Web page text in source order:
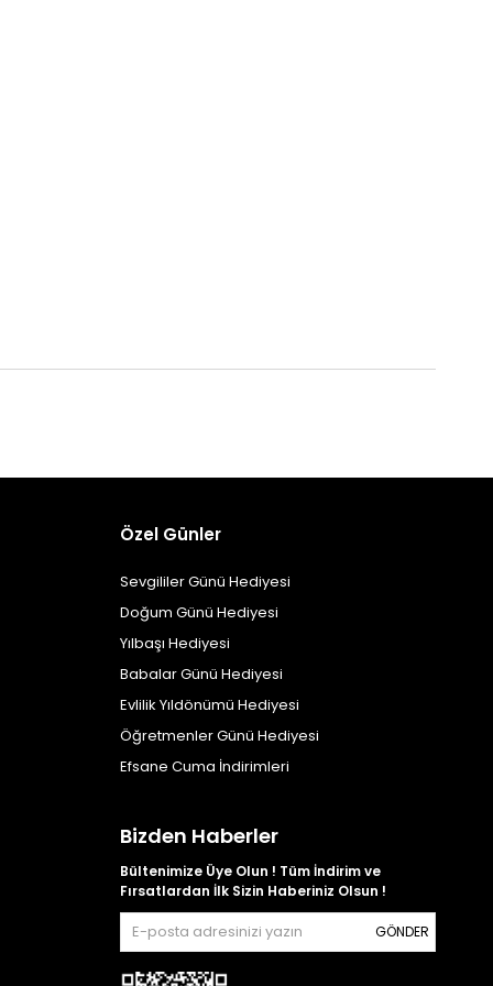
Özel Günler
Sevgililer Günü Hediyesi
Doğum Günü Hediyesi
Yılbaşı Hediyesi
Babalar Günü Hediyesi
Evlilik Yıldönümü Hediyesi
Öğretmenler Günü Hediyesi
Efsane Cuma İndirimleri
Bizden Haberler
Bültenimize Üye Olun ! Tüm İndirim ve
Fırsatlardan İlk Sizin Haberiniz Olsun !
GÖNDER